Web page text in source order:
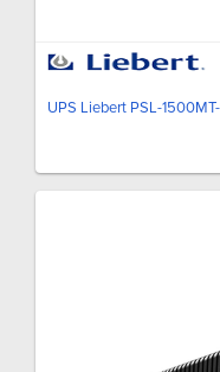
UPS Liebert PSL-